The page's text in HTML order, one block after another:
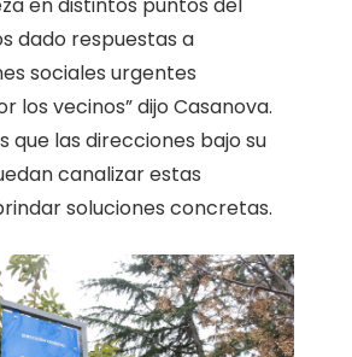
dado respuestas a
sociales urgentes
los vecinos” dijo Casanova.
que las direcciones bajo su
canalizar estas
soluciones concretas.